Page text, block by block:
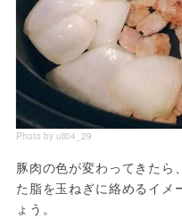
Photo by uli04_29
豚肉の色が変わってきたら
た脂を玉ねぎに絡めるイメ
ょう。